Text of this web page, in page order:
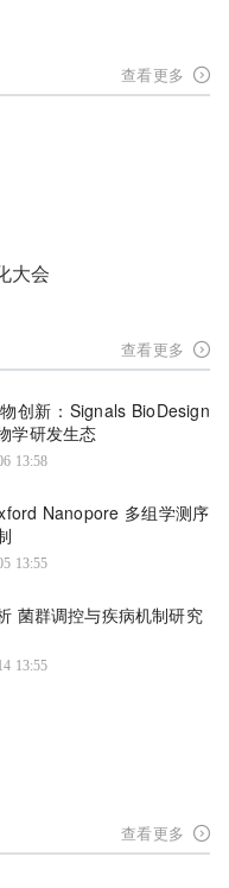
查看更多
大会
查看更多
创新：Signals BioDesign
学研发生态
13:58
Nanopore 多组学测序
13:55
菌群调控与疾病机制研究
13:55
查看更多